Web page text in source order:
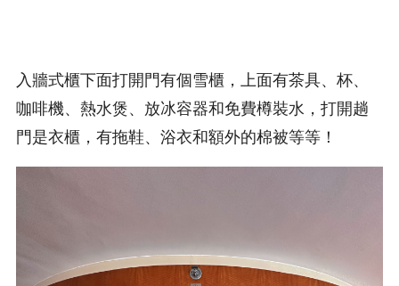
入牆式櫃下面打開門有個雪櫃，上面有茶具、杯、
咖啡機、熱水煲、放冰容器和免費樽裝水，打開趟
門是衣櫃，有拖鞋、浴衣和額外的棉被等等！